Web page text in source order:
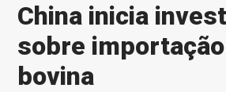
China inicia
sobre
bovina